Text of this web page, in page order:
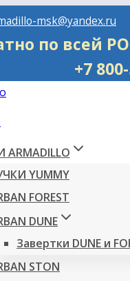
msk@yandex.ru
по
+7
ARMADILLO
YUMMY
FOREST
DUNE
Завертки DUNE и
STON